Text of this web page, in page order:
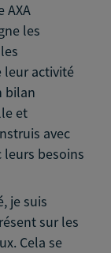
AXA
les
leur activité
bilan
et
avec
leurs besoins
je suis
sur les
Cela se